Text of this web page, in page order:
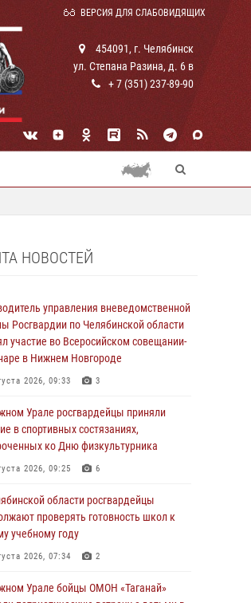
ВЕРСИЯ ДЛЯ СЛАБОВИДЯЩИХ
454091, г. Челябинск
ул. Степана Разина, д. 6 в
+ 7 (351) 237-89-90
НОВОСТЕЙ
управления вневедомственной
Росгвардии по Челябинской области
участие во Всеросийском совещании-
в Нижнем Новгороде
2026, 09:33 3
Урале росгвардейцы приняли
в спортивных состязаниях,
ко Дню физкультурника
2026, 09:25 6
области росгвардейцы
проверять готовность школ к
учебному году
2026, 07:34 2
Урале бойцы ОМОН «Таганай»